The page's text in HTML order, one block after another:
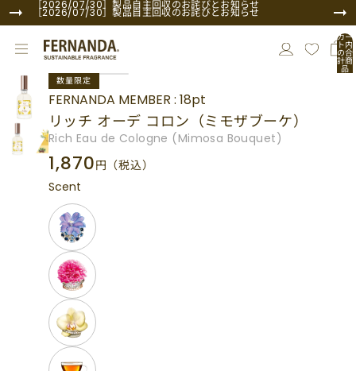
［2026/07/30］製品自主回収のお詫びとお知らせ
［2026/07/30］製品自主回収のお詫びとお知らせ
カー
ト内
の合
計商
品
数:
商品情報にスキップ
リッチ オーデ コロン（ミモザブーケ）
Rich Eau de Cologne (Mimosa Bouquet)
数量限定
1,870円 （税込）
FERNANDA MEMBER : 18pt
Scent